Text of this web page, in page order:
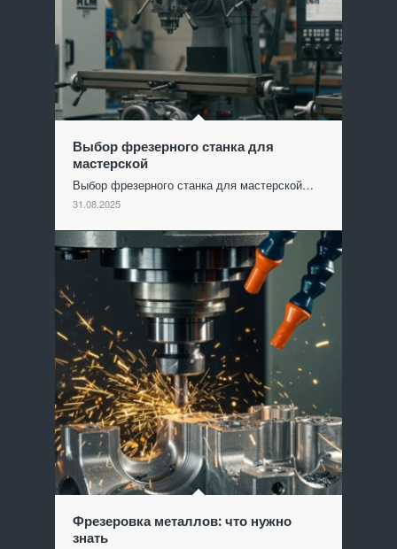
Выбор фрезерного станка для
мастерской
Выбор фрезерного станка для мастерской…
31.08.2025
Фрезеровка металлов: что нужно
знать